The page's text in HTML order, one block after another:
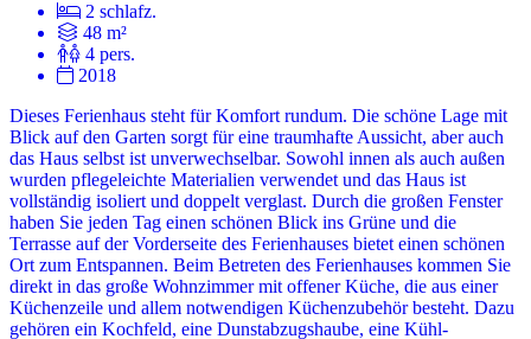
2 schlafz.
48 m²
4 pers.
2018
Dieses Ferienhaus steht für Komfort rundum. Die schöne Lage mit
Blick auf den Garten sorgt für eine traumhafte Aussicht, aber auch
das Haus selbst ist unverwechselbar. Sowohl innen als auch außen
wurden pflegeleichte Materialien verwendet und das Haus ist
vollständig isoliert und doppelt verglast. Durch die großen Fenster
haben Sie jeden Tag einen schönen Blick ins Grüne und die
Terrasse auf der Vorderseite des Ferienhauses bietet einen schönen
Ort zum Entspannen. Beim Betreten des Ferienhauses kommen Sie
direkt in das große Wohnzimmer mit offener Küche, die aus einer
Küchenzeile und allem notwendigen Küchenzubehör besteht. Dazu
gehören ein Kochfeld, eine Dunstabzugshaube, eine Kühl-